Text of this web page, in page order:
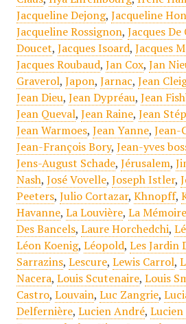
Jacqueline Dejong, Jacqueline
Jacqueline Rossignon, Jacques
Doucet, Jacques Isoard, Jacques
Jacques Roubaud, Jan Cox, Jan
Graverol, Japon, Jarnac, Jean
Jean Dieu, Jean Dypréau, Jean
Jean Queval, Jean Raine, Jean
Jean Warmoes, Jean Yanne, Jean-
Jean-François Bory, Jean-yves
Jens-August Schade, Jérusalem,
Nash, José Vovelle, Joseph Istler,
Peeters, Julio Cortazar, Khnopff,
Havanne, La Louvière, La Mémoire
Des Bancels, Laure Horchedchi,
Léon Koenig, Léopold, Les Jardin
Sarrazins, Lescure, Lewis Carrol,
Nacera, Louis Scutenaire, Louis
Castro, Louvain, Luc Zangrie,
Delfernière, Lucien André, Lucien